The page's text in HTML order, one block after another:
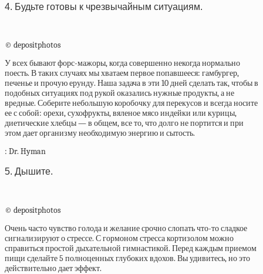
4. Будьте готовы к чрезвычайным ситуациям.
© depositphotos
У всех бывают форс-мажоры, когда совершенно некогда нормально
поесть. В таких случаях мы хватаем первое попавшееся: гамбургер,
печенье и прочую ерунду. Наша задача в эти 10 дней сделать так, чтобы в
подобных ситуациях под рукой оказались нужные продукты, а не
вредные. Соберите небольшую коробочку для перекусов и всегда носите
ее с собой: орехи, сухофрукты, вяленое мясо индейки или курицы,
диетические хлебцы — в общем, все то, что долго не портится и при
этом дает организму необходимую энергию и сытость.
: Dr. Hyman
5. Дышите.
© depositphotos
Очень часто чувство голода и желание срочно слопать что-то сладкое
сигнализируют о стрессе. С гормоном стресса кортизолом можно
справиться простой дыхательной гимнастикой. Перед каждым приемом
пищи сделайте 5 полноценных глубоких вдохов. Вы удивитесь, но это
действительно дает эффект.